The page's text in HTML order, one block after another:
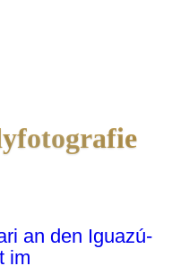
an den Iguazú-
im